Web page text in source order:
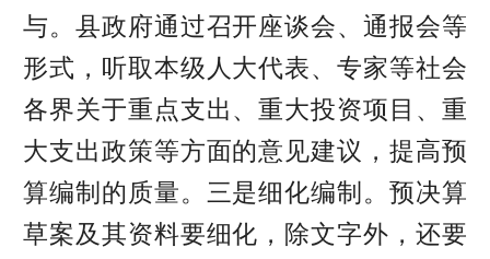
与。县政府通过召开座谈会、通报会等
形式，听取本级人大代表、专家等社会
各界关于重点支出、重大投资项目、重
大支出政策等方面的意见建议，提高预
算编制的质量。三是细化编制。预决算
草案及其资料要细化，除文字外，还要